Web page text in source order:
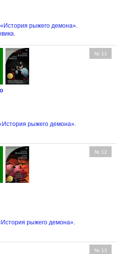
«История рыжего демона»
№ 11
рыжего демона».
№ 12
рыжего демона».
№ 13